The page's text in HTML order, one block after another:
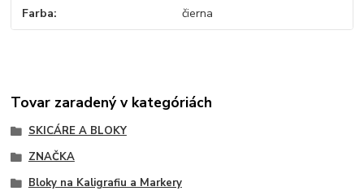
Farba čierna
Tovar zaradený v kategóriách
SKICÁRE A BLOKY
ZNAČKA
Bloky na Kaligrafiu a Markery